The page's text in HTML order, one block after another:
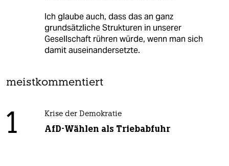
Ich glaube auch, dass das an ganz
grundsätzliche Strukturen in unserer
Gesellschaft rühren würde, wenn man sich
damit auseinandersetzte.
meistkommentiert
1 Krise der Demokratie
AfD-Wählen als Triebabfuhr